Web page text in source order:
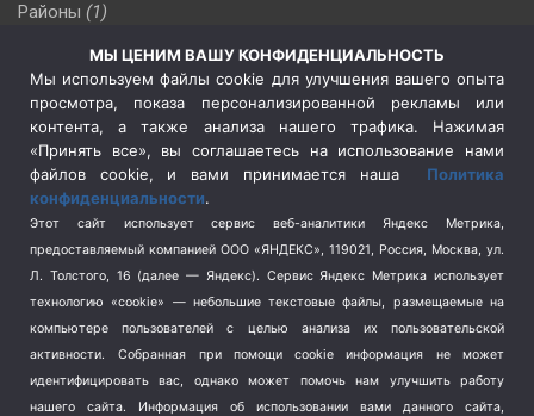
Районы (1)
(509)
Сельское хозяйство (3)
Социальная политика
(3)
Спецоперация в Украине
Спецоперация на Украине
(404)
Спорт (740)
Терроризм (1)
Транспорт (262)
Туризм (178)
МЫ ЦЕНИМ ВАШУ КОНФИДЕНЦИАЛЬНОСТЬ
Мы используем файлы cookie для улучшения вашего опыта
просмотра, показа персонализированной рекламы или
контента, а также анализа нашего трафика. Нажимая
«Принять все», вы соглашаетесь на использование нами
файлов cookie, и вами принимается наша Политика
конфиденциальности.
Этот сайт использует сервис веб-аналитики Яндекс Метрика,
предоставляемый компанией ООО «ЯНДЕКС», 119021, Россия, Москва, ул.
Л. Толстого, 16 (далее — Яндекс). Сервис Яндекс Метрика использует
технологию «cookie» — небольшие текстовые файлы, размещаемые на
компьютере пользователей с целью анализа их пользовательской
активности.
Собранная при помощи cookie информация не может
идентифицировать вас, однако может помочь нам улучшить работу
нашего сайта. Информация об использовании вами данного сайта,